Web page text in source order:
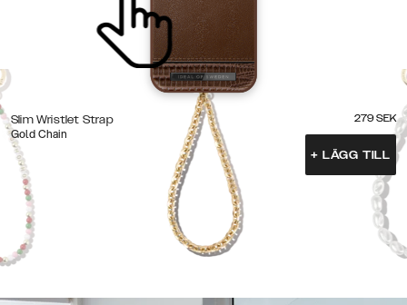
Slim Wristlet Strap
Gold Chain
279 SEK
+ LÄGG TILL